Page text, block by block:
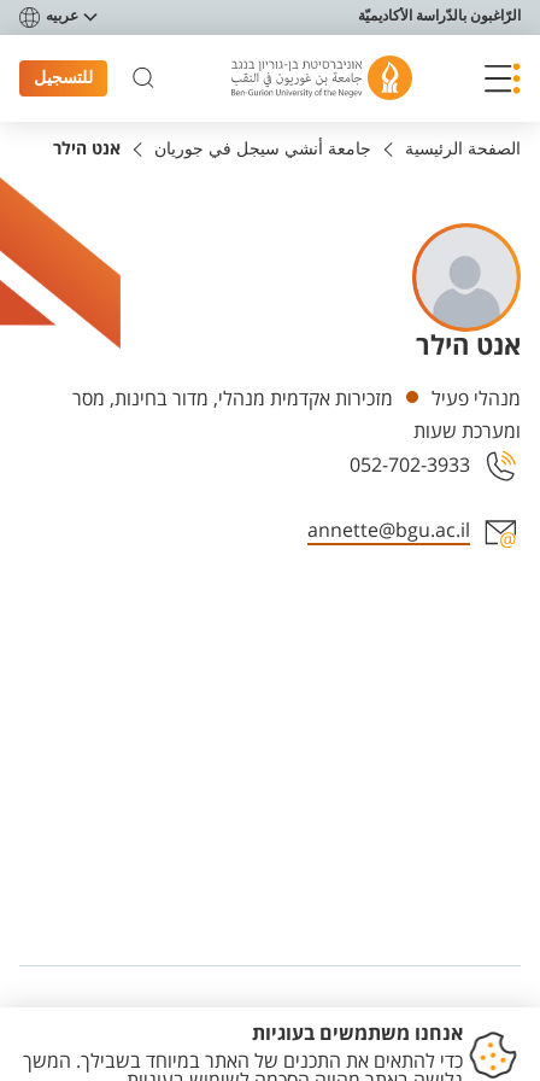
תפריט נגישות
الرّاغبون بالدّراسة الأكاديميّة عربيه
للتسجيل
الصفحة الرئيسية جامعة أنشي سيجل في جوريان אנט הילר
אנט הילר
Departments
מנהלי פעיל
מזכירות אקדמית מנהלי, מדור בחינות, מסר
ומערכת שעות
052-702-3933
annette@bgu.ac.il